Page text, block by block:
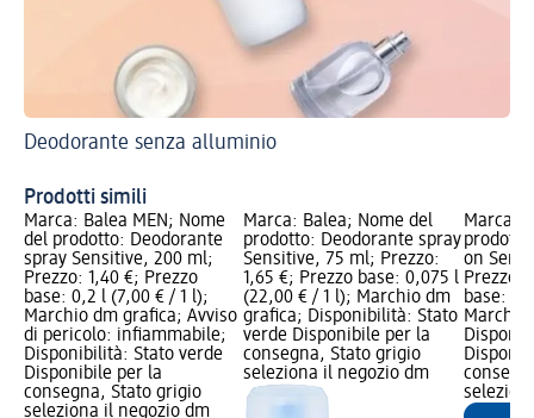
Deodorante senza alluminio
Prodotti simili
Marca: Balea MEN; Nome
del prodotto: Deodorante
spray Sensitive, 200 ml;
Prezzo: 1,40 €; Prezzo
base: 0,2 l (7,00 € / 1 l);
Marchio dm grafica; Avviso
di pericolo: infiammabile;
Disponibilità: Stato verde
Disponibile per la
consegna, Stato grigio
seleziona il negozio dm
Marca: Balea; Nome del
prodotto: Deodorante spray
Sensitive, 75 ml; Prezzo:
1,65 €; Prezzo base: 0,075 l
(22,00 € / 1 l); Marchio dm
grafica; Disponibilità: Stato
verde Disponibile per la
consegna, Stato grigio
seleziona il negozio dm
Marca:
on
Prezzo:
base:
Marchio